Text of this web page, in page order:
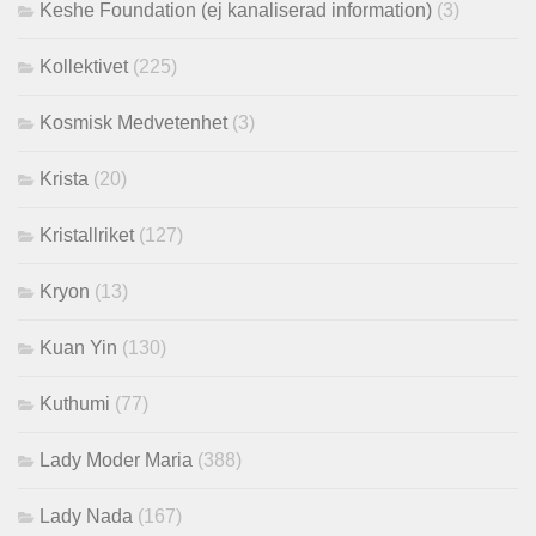
Keshe Foundation (ej kanaliserad information) (3)
Kollektivet (225)
Kosmisk Medvetenhet (3)
Krista (20)
Kristallriket (127)
Kryon (13)
Kuan Yin (130)
Kuthumi (77)
Lady Moder Maria (388)
Lady Nada (167)